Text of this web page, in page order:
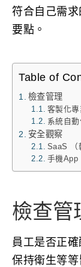
符合自己需
要點。
Table of
檢查管理
客製化
系統自動
安全觀察
SaaS （
手機App
檢查管
員工是否正
保持衛生等